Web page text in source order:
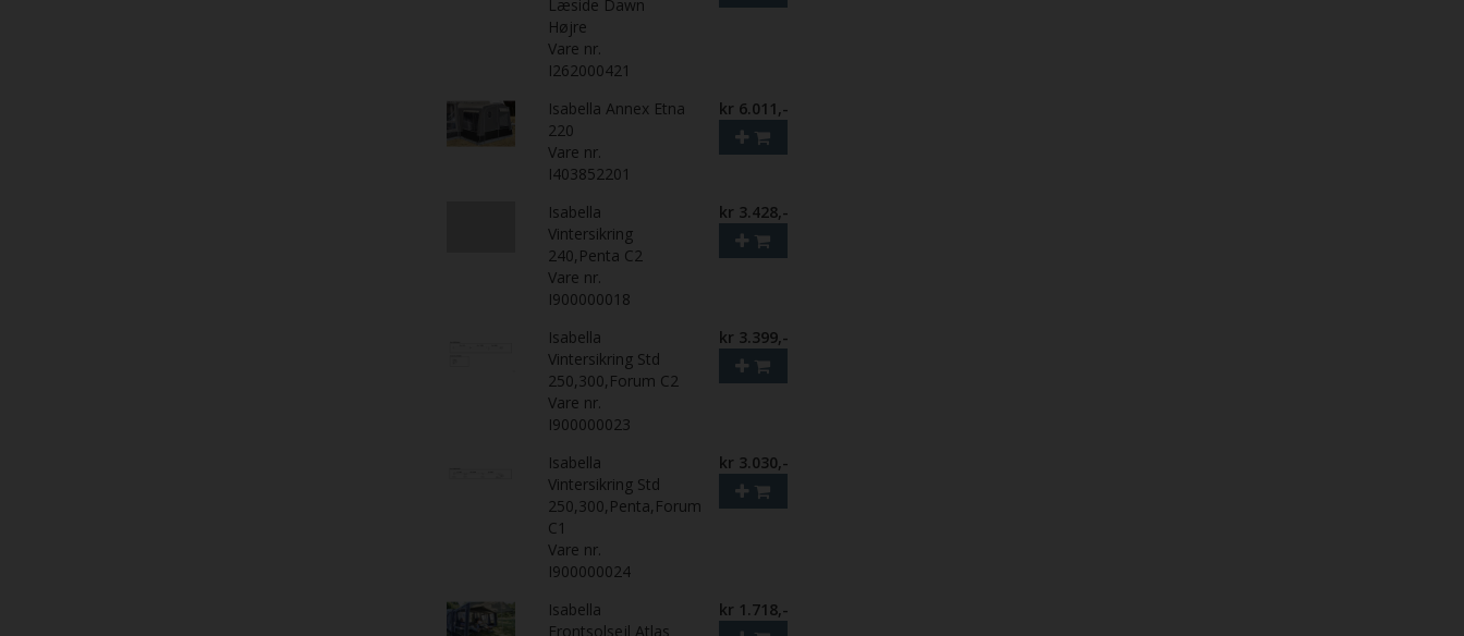
Læside Dawn
Højre
Vare nr.
I262000421
Isabella Annex Etna
220
Vare nr.
I403852201
kr 6.011,-
Isabella
Vintersikring
240,Penta C2
Vare nr.
I900000018
kr 3.428,-
Isabella
Vintersikring Std
250,300,Forum C2
Vare nr.
I900000023
kr 3.399,-
Isabella
Vintersikring Std
250,300,Penta,Forum
C1
Vare nr.
I900000024
kr 3.030,-
Isabella
Frontsolsejl Atlas
kr 1.718,-